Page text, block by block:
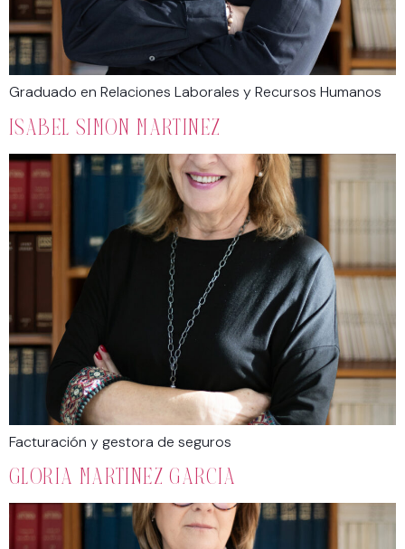
Graduado en Relaciones Laborales y Recursos Humanos
ISABEL SIMON MARTINEZ
Facturación y gestora de seguros
GLORIA MARTINEZ GARCIA